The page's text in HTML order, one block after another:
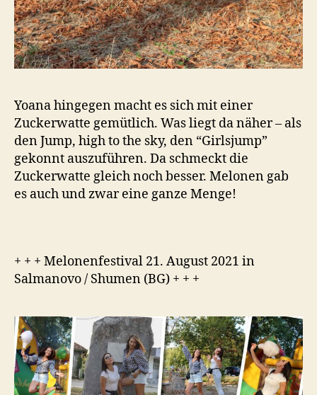
Yoana hingegen macht es sich mit einer
Zuckerwatte gemütlich. Was liegt da näher – als
den Jump, high to the sky, den “Girlsjump”
gekonnt auszuführen. Da schmeckt die
Zuckerwatte gleich noch besser. Melonen gab
es auch und zwar eine ganze Menge!
+ + + Melonenfestival 21. August 2021 in
Salmanovo / Shumen (BG) + + +